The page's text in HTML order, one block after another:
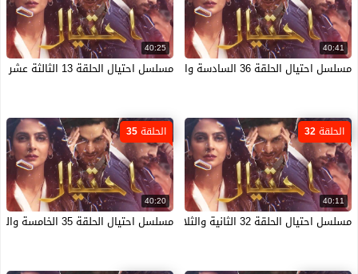
40:41
مسلسل احتيال الحلقة 36 السادسة والثلاثون مدبلجة HD
40:25
مسلسل احتيال الحلقة 13 الثالثة عشر مدبلجة HD
40:11
الحلقة 32
مسلسل احتيال الحلقة 32 الثانية والثلاثون مدبلجة HD
40:20
الحلقة 35
مسلسل احتيال الحلقة 35 الخامسة والثلاثون مدبلجة HD